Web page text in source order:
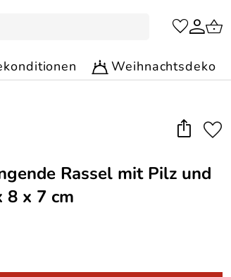
Weihnachtsdeko
Rassel mit Pilz und
8 x 7 cm